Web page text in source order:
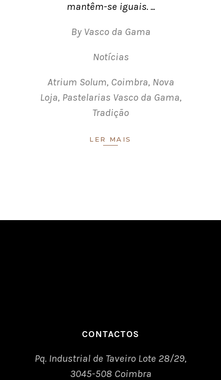
mantêm-se iguais.
By Vasco da Gama
Notícias
Atrium Solum, Coimbra, Nova
Loja, Pastelarias Vasco da Gama,
Tradição
LER MAIS
CONTACTOS
Pq. Industrial de Taveiro Lote 28/29,
3045-508 Coimbra